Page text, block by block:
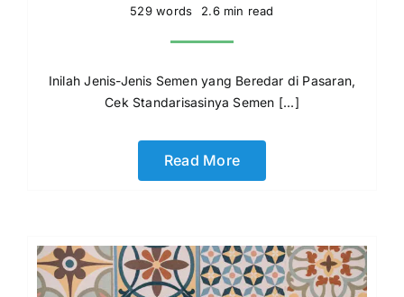
529 words 2.6 min read
Inilah Jenis-Jenis Semen yang Beredar di Pasaran,
Cek Standarisasinya Semen [...]
Read More